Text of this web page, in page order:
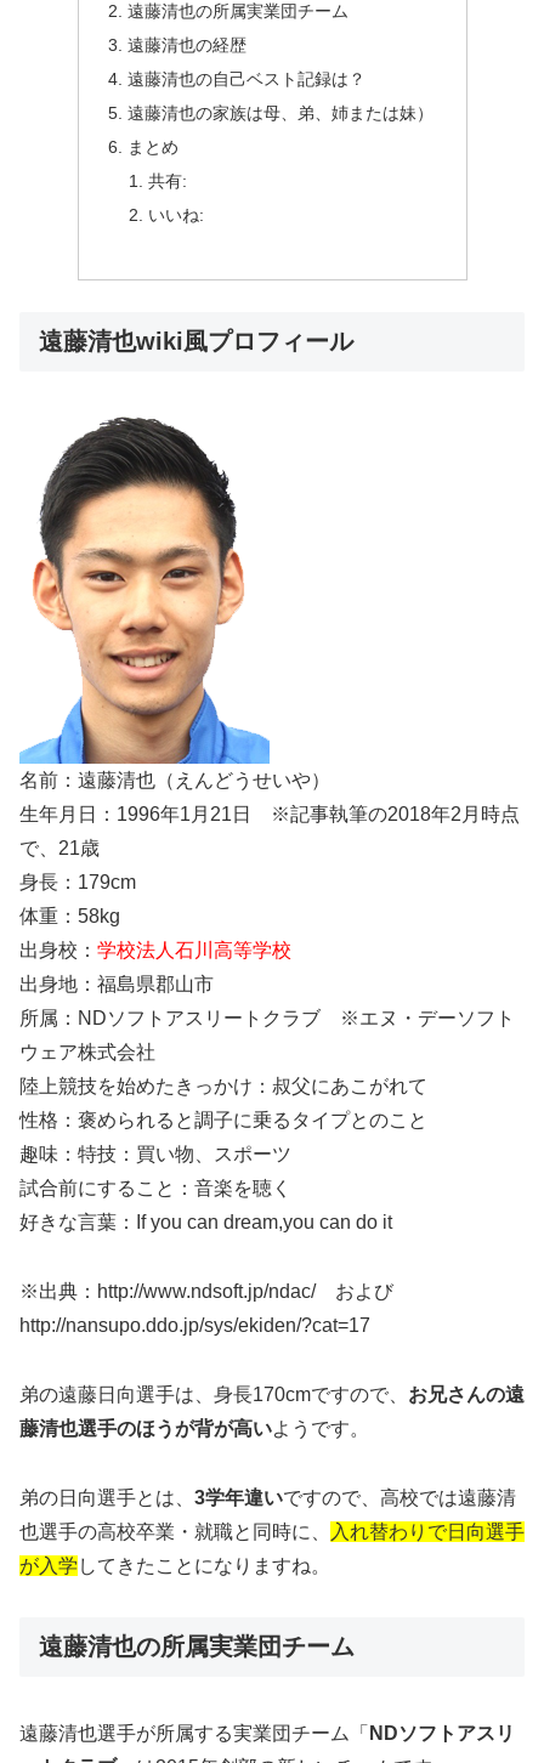
遠藤清也の所属実業団チーム
遠藤清也の経歴
遠藤清也の自己ベスト記録は？
遠藤清也の家族は母、弟、姉または妹）
まとめ
共有:
いいね:
遠藤清也wiki風プロフィール
名前：遠藤清也（えんどうせいや）
生年月日：1996年1月21日 ※記事執筆の2018年2月時点
で、21歳
身長：179cm
体重：58kg
出身校： 学校法人石川高等学校
出身地：福島県郡山市
所属：NDソフトアスリートクラブ ※エヌ・デーソフト
ウェア株式会社
陸上競技を始めたきっかけ：叔父にあこがれて
性格：褒められると調子に乗るタイプとのこと
趣味：特技：買い物、スポーツ
試合前にすること：音楽を聴く
好きな言葉：If you can dream,you can do it
※出典：http://www.ndsoft.jp/ndac/ および
http://nansupo.ddo.jp/sys/ekiden/?cat=17
弟の遠藤日向選手は、身長170cmですので、 お兄さんの遠
藤清也選手のほうが背が高いようです。
弟の日向選手とは、 3学年違いですので、高校では遠藤清
也選手の高校卒業・就職と同時に、
入れ替わりで日向選手
が入学 してきたことになりますね。
遠藤清也の所属実業団チーム
遠藤清也選手が所属する実業団チーム「 NDソフトアスリ